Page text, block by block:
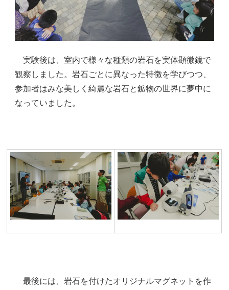
実験後は、室内で様々な種類の岩石を実体顕微鏡で
観察しました。岩石ごとに異なった特徴を学びつつ、
参加者はみな美しく綺麗な岩石と鉱物の世界に夢中に
なっていました。
最後には、岩石を付けたオリジナルマグネットを作